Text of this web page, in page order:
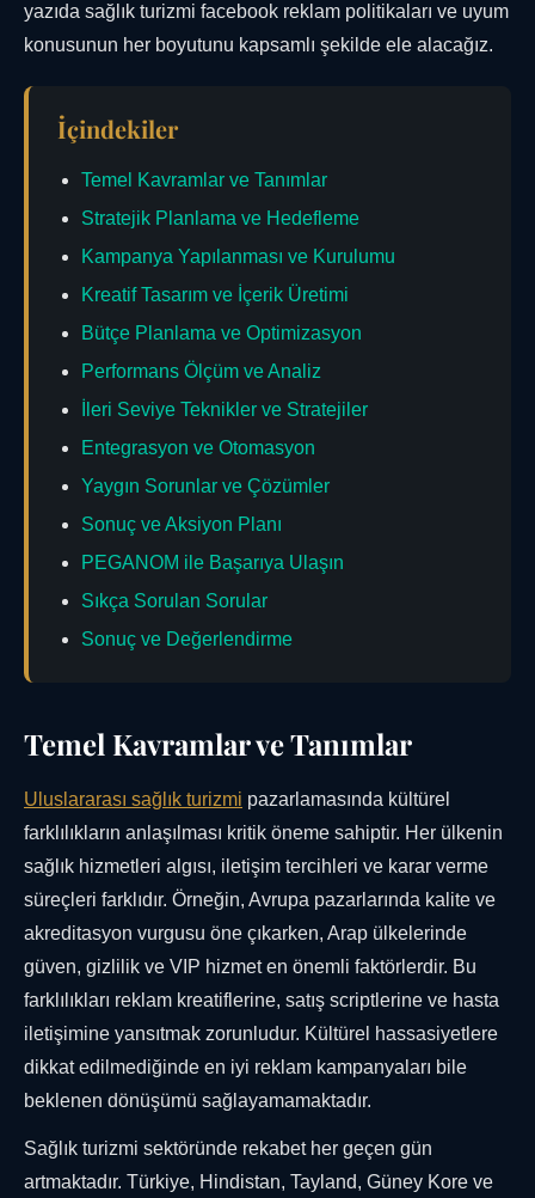
yazıda sağlık turizmi facebook reklam politikaları ve uyum
konusunun her boyutunu kapsamlı şekilde ele alacağız.
İçindekiler
Temel Kavramlar ve Tanımlar
Stratejik Planlama ve Hedefleme
Kampanya Yapılanması ve Kurulumu
Kreatif Tasarım ve İçerik Üretimi
Bütçe Planlama ve Optimizasyon
Performans Ölçüm ve Analiz
İleri Seviye Teknikler ve Stratejiler
Entegrasyon ve Otomasyon
Yaygın Sorunlar ve Çözümler
Sonuç ve Aksiyon Planı
PEGANOM ile Başarıya Ulaşın
Sıkça Sorulan Sorular
Sonuç ve Değerlendirme
Temel Kavramlar ve Tanımlar
Uluslararası sağlık turizmi pazarlamasında kültürel
farklılıkların anlaşılması kritik öneme sahiptir. Her ülkenin
sağlık hizmetleri algısı, iletişim tercihleri ve karar verme
süreçleri farklıdır. Örneğin, Avrupa pazarlarında kalite ve
akreditasyon vurgusu öne çıkarken, Arap ülkelerinde
güven, gizlilik ve VIP hizmet en önemli faktörlerdir. Bu
farklılıkları reklam kreatiflerine, satış scriptlerine ve hasta
iletişimine yansıtmak zorunludur. Kültürel hassasiyetlere
dikkat edilmediğinde en iyi reklam kampanyaları bile
beklenen dönüşümü sağlayamamaktadır.
Sağlık turizmi sektöründe rekabet her geçen gün
artmaktadır. Türkiye, Hindistan, Tayland, Güney Kore ve